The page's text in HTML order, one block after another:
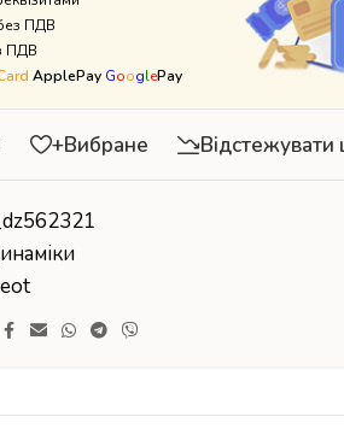
ПДВ
ПДВ
ApplePay GooglePay
+Вибране Відстежувати